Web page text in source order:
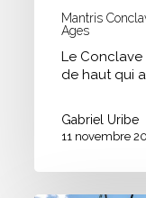
Mantris
Ages
Le
de haut qui
Gabriel Uribe
11 novembre